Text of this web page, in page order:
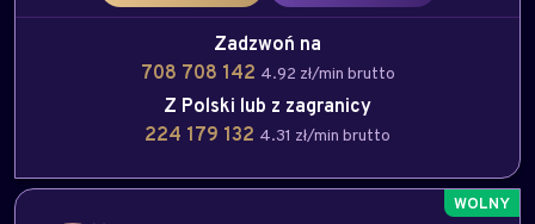
Zadzwoń na
708 708 142 4.92 zł/min brutto
Z Polski lub z zagranicy
224 179 132 4.31 zł/min brutto